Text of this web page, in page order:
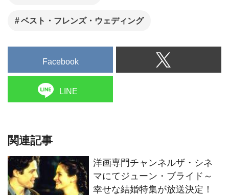
ベスト・フレンズ・ウェディング
Facebook
LINE
関連記事
洋画専門チャンネルザ・シネ
マにてジューン・ブライド～
幸せな結婚特集が放送決定！